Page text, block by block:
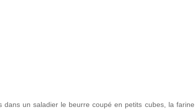
un saladier le beurre coupé en petits cubes, la